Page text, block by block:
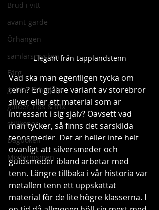
Brud i vitt
avant-garde
Örhängen
samlarsmycken
Färg
guider och hjälp
guider, tips & trix
stilikoner
Dagboken
Modernismen
Elegant från Lapplandstenn
Vad ska man egentligen tycka om
tenn? En gråare variant av storebror
silver eller ett material som är
intressant i sig själv? Oavsett vad
man tycker, så finns det särskilda
tennsmeder. Det är heller inte helt
ovanligt att silversmeder och
guldsmeder ibland arbetar med
tenn. Längre tillbaka i vår historia var
metallen tenn ett uppskattat
material för de lite högre klasserna. I